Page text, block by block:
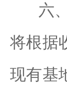
六、
将根据
现有基